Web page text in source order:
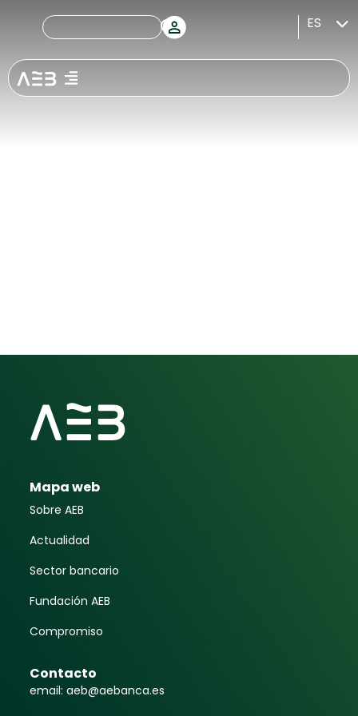
ES
La educación
financiera, la
asignatura
Mapa web
Sobre AEB
Actualidad
Sector bancario
Fundación AEB
Compromiso
Contacto
email: aeb@aebanca.es